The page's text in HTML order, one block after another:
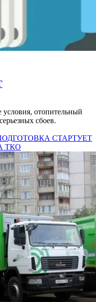
отопительный
сбоев.
ПОДГОТОВКА СТАРТУЕТ
ТКО